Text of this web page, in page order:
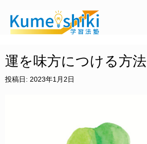
テ
ツ
運を味方につける方法
投稿日: 2023年1月2日